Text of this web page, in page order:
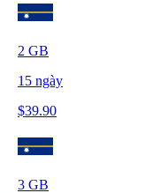
2 GB
15 ngày
$39.90
3 GB